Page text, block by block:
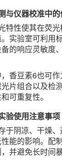
与仪器校准中
特性使其在荧
实验室可利用
的响应灵敏度
香豆素6也可
片组合以及检
可重复性。
验使用注意事项
于阴凉、干燥
能的影响。配
并避免长时间